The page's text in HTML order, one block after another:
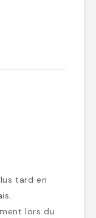
tard en
lors du